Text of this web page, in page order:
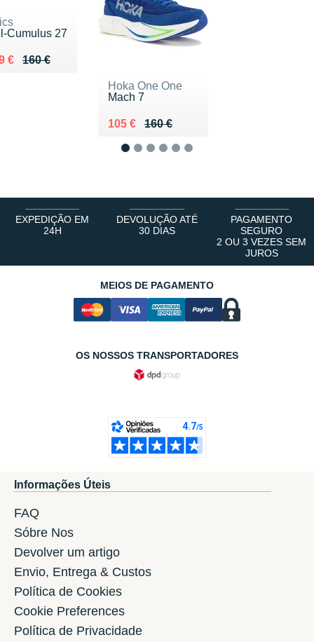
Cumulus 27
160 €
de 160 €
€ 109 €
Hoka One One
Mach 7
160 €
Au lieu de 160 €
105 €
Vendu 105 €
EXPEDIÇÃO EM
24H
DEVOLUÇÃO ATÉ
30 DIAS
PAGAMENTO
SEGURO
2 OU 3 VEZES SEM
JUROS
MEIOS DE PAGAMENTO
OS NOSSOS TRANSPORTADORES
Informações Úteis
FAQ
Sóbre Nos
Devolver um artigo
Envio, Entrega & Custos
Política de Cookies
Cookie Preferences
Política de Privacidade